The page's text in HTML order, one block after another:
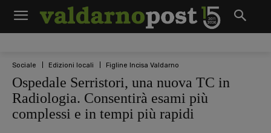
Sociale Edizioni locali Figline Incisa Valdarno
Ospedale Serristori, una nuova TC in
Radiologia. Consentirà esami più
complessi e in tempi più rapidi